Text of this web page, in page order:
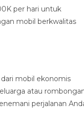
per hari untuk
mobil berkwalitas
mobil ekonomis
atau
perjalanan